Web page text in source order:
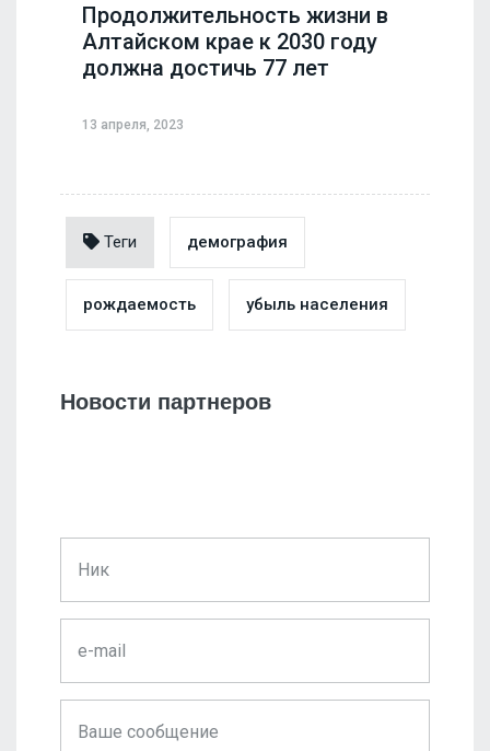
Продолжительность жизни в
Алтайском крае к 2030 году
должна достичь 77 лет
13 апреля, 2023
Теги демография
рождаемость убыль населения
Новости партнеров